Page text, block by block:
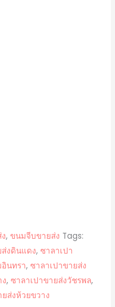
, ขนมจีบขายส่ง Tags:
งดินแดง, ซาลาเปา
นทรา, ซาลาเปาขายส่ง
, ซาลาเปาขายส่งวัชรพล,
ส่งห้วยขวาง